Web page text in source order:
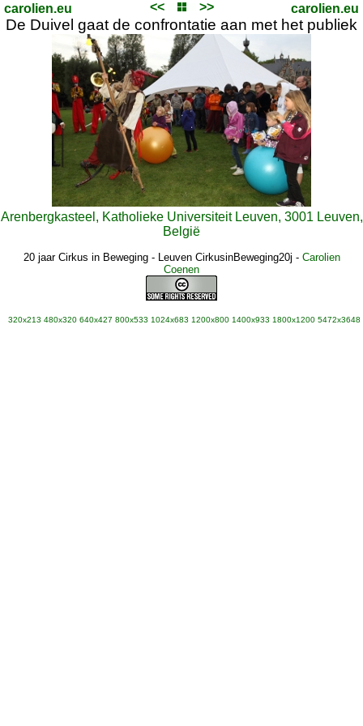
carolien.eu << >> carolien.eu
De Duivel gaat de confrontatie aan met het publiek
Arenbergkasteel, Katholieke Universiteit Leuven, 3001 Leuven,
België
20 jaar Cirkus in Beweging - Leuven CirkusinBeweging20j - Carolien
Coenen
320x213 480x320 640x427 800x533 1024x683 1200x800 1400x933 1800x1200 5472x3648